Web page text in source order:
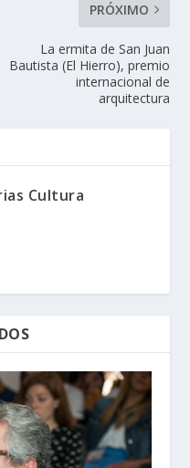
PRÓXIMO
La ermita de San Juan
Bautista (El Hierro), premio
internacional de
arquitectura
Cultura